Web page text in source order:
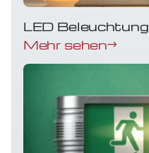
LED Beleuchtung
Mehr sehen